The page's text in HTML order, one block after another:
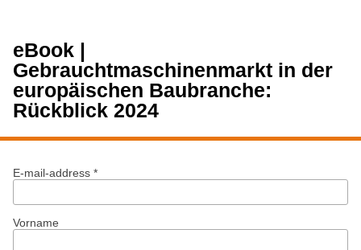
eBook |
Gebrauchtmaschinenmarkt in der
europäischen Baubranche:
Rückblick 2024
E-mail-address *
Vorname